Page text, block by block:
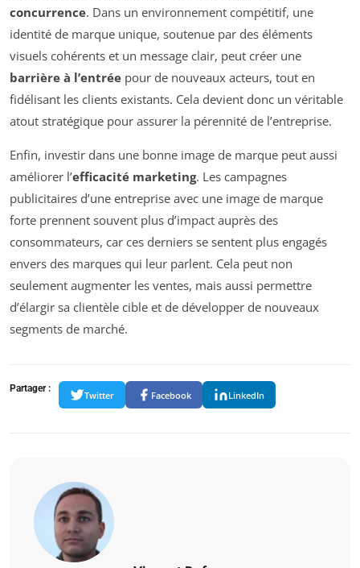
concurrence. Dans un environnement compétitif, une
identité de marque unique, soutenue par des éléments
visuels cohérents et un message clair, peut créer une
barrière à l’entrée pour de nouveaux acteurs, tout en
fidélisant les clients existants. Cela devient donc un véritable
atout stratégique pour assurer la pérennité de l’entreprise.
Enfin, investir dans une bonne image de marque peut aussi
améliorer l’efficacité marketing. Les campagnes
publicitaires d’une entreprise avec une image de marque
forte prennent souvent plus d’impact auprès des
consommateurs, car ces derniers se sentent plus engagés
envers des marques qui leur parlent. Cela peut non
seulement augmenter les ventes, mais aussi permettre
d’élargir sa clientèle cible et de développer de nouveaux
segments de marché.
Partager :
Twitter Facebook LinkedIn